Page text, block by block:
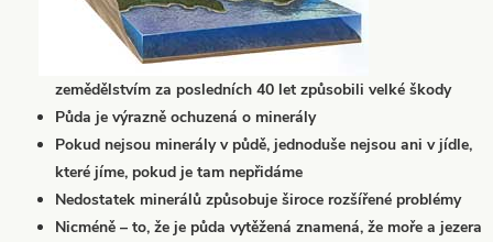
zemědělstvím za posledních 40 let způsobili velké škody
Půda je výrazně ochuzená o minerály
Pokud nejsou minerály v půdě, jednoduše nejsou ani v jídle,
které jíme, pokud je tam nepřidáme
Nedostatek minerálů způsobuje široce rozšířené problémy
Nicméně – to, že je půda vytěžená znamená, že moře a jezera